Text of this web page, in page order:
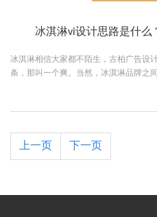
冰淇淋vi设计思路是什
冰淇淋相信大家都不陌生，古柏广告设
条，那叫一个爽。当然，冰淇淋品牌之
大的市场，那就必须做好冰淇淋品牌的
上一页 下一页